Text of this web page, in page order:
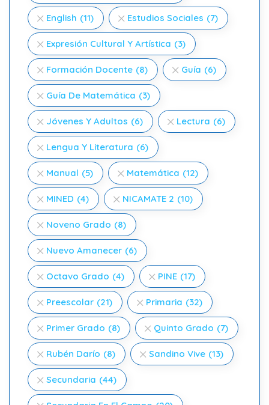
English (11) Estudios Sociales (7)
Expresión Cultural Y Artística (3)
Formación Docente (8) Guía (6)
Guía De Matemática (3)
Jóvenes Y Adultos (6) Lectura (6)
Lengua Y Literatura (6)
Manual (5) Matemática (12)
MINED (4) NICAMATE 2 (10)
Noveno Grado (8)
Nuevo Amanecer (6)
Octavo Grado (4) PINE (17)
Preescolar (21) Primaria (32)
Primer Grado (8) Quinto Grado (7)
Rubén Darío (8) Sandino Vive (13)
Secundaria (44)